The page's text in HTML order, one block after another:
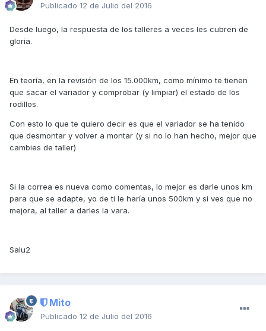
Publicado 12 de Julio del 2016
Desde luego, la respuesta de los talleres a veces les cubren de
gloria.
En teoría, en la revisión de los 15.000km, como mínimo te tienen
que sacar el variador y comprobar (y limpiar) el estado de los
rodillos.
Con esto lo que te quiero decir es que el variador se ha tenido
que desmontar y volver a montar (y si no lo han hecho, mejor que
cambies de taller)
Si la correa es nueva como comentas, lo mejor es darle unos km
para que se adapte, yo de ti le haría unos 500km y si ves que no
mejora, al taller a darles la vara.
Salu2
Mito
Publicado 12 de Julio del 2016